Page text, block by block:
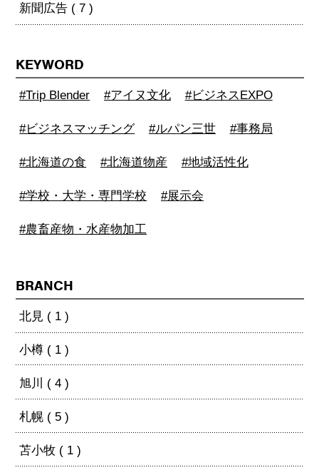
新聞広告 ( 7 )
KEYWORD
#Trip Blender #アイヌ文化 #ビジネスEXPO
#ビジネスマッチング #ルパン三世 #事務局
#北海道の食 #北海道物産 #地域活性化
#学校・大学・専門学校 #展示会
#農畜産物・水産物加工
BRANCH
北見 ( 1 )
小樽 ( 1 )
旭川 ( 4 )
札幌 ( 5 )
苫小牧 ( 1 )